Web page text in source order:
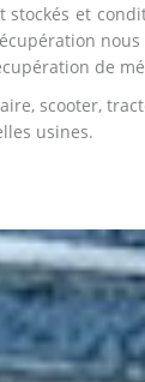
et
de
scooter,
usines.